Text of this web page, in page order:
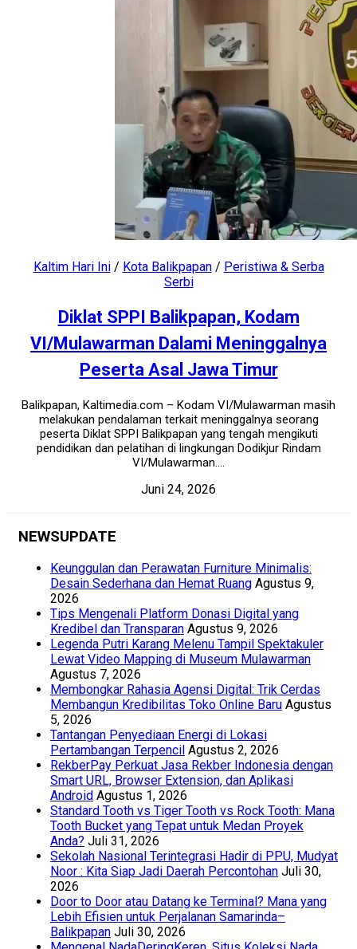
Kaltim Hari Ini/ Kota Balikpapan/ Peristiwa & Serba
Serbi
Diklat SPPI Balikpapan, Kodam
VI/Mulawarman Dalami Meninggalnya
Peserta Asal Jawa Timur
Balikpapan, Kaltimedia.com – Kodam VI/Mulawarman masih
melakukan pendalaman terkait meninggalnya seorang
peserta Diklat SPPI Balikpapan yang tengah mengikuti
pendidikan dan pelatihan di lingkungan Dodikjur Rindam
VI/Mulawarman....
Juni 24, 2026
NEWSUPDATE
Keunggulan dan Perawatan Furniture Minimalis:
Desain Sederhana dan Hemat Ruang Agustus 9,
2026
Tips Mengenali Platform Donasi Digital yang
Kredibel dan Transparan Agustus 9, 2026
Legenda Putri Karang Melenu Tampil Spektakuler
Lewat Video Mapping di Museum Mulawarman
Agustus 7, 2026
Membongkar Rahasia Agensi Digital: Trik Cerdas
Membangun Kredibilitas Toko Online Baru Agustus
5, 2026
Tantangan Penyediaan Energi di Lokasi
Pertambangan Terpencil Agustus 2, 2026
RekberPay Perkuat Jasa Rekber Indonesia dengan
Smart URL, Browser Extension, dan Aplikasi
Android Agustus 1, 2026
Standard Tooth vs Tiger Tooth vs Rock Tooth: Mana
Tooth Bucket yang Tepat untuk Medan Proyek
Anda? Juli 31, 2026
Sekolah Nasional Terintegrasi Hadir di PPU, Mudyat
Noor : Kita Siap Jadi Daerah Percontohan Juli 30,
2026
Door to Door atau Datang ke Terminal? Mana yang
Lebih Efisien untuk Perjalanan Samarinda–
Balikpapan Juli 30, 2026